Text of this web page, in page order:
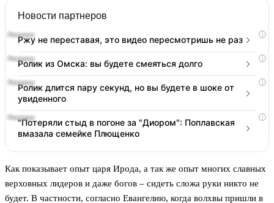
Новости партнеров
i
Ржу не переставая, это видео пересмотришь не раз
i
Ролик из Омска: вы будете смеяться долго
i
Ролик длится пару секунд, но вы будете в шоке от
увиденного
i
"Потеряли стыд в погоне за "Диором": Поплавская
вмазала семейке Плющенко
Как показывает опыт царя Ирода, а так же опыт многих славных
верховных лидеров и даже богов – сидеть сложа руки никто не
будет. В частности, согласно Евангелию, когда волхвы пришли в